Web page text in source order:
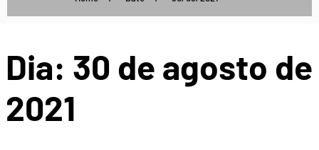
Dia: 30 de agosto de
2021